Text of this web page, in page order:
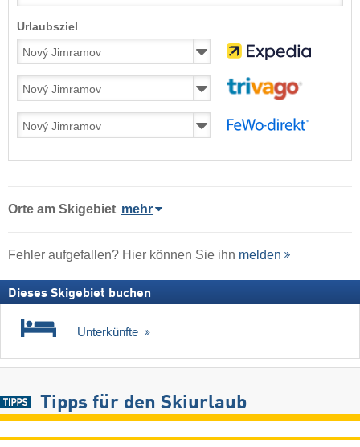
Urlaubsziel
Orte am Skigebiet mehr
Fehler aufgefallen? Hier können Sie ihn melden
Dieses Skigebiet buchen
Unterkünfte
Tipps für den Skiurlaub